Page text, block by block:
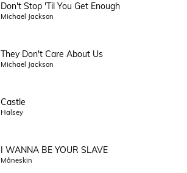
Don't Stop 'Til You Get Enough
Michael Jackson
They Don't Care About Us
Michael Jackson
Castle
Halsey
I WANNA BE YOUR SLAVE
Måneskin